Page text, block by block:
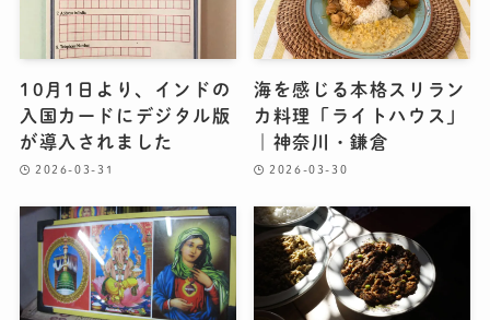
10月1日より、インドの
入国カードにデジタル版
が導入されました
2026-03-31
海を感じる本格スリラン
カ料理「ライトハウス」
｜神奈川・鎌倉
2026-03-30